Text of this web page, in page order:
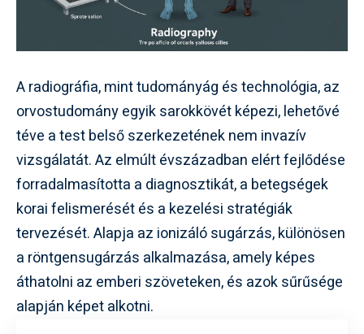
A radiográfia, mint tudományág és technológia, az
orvostudomány egyik sarokkövét képezi, lehetővé
téve a test belső szerkezetének nem invazív
vizsgálatát. Az elmúlt évszázadban elért fejlődése
forradalmasította a diagnosztikát, a betegségek
korai felismerését és a kezelési stratégiák
tervezését. Alapja az ionizáló sugárzás, különösen
a röntgensugárzás alkalmazása, amely képes
áthatolni az emberi szöveteken, és azok sűrűsége
alapján képet alkotni.